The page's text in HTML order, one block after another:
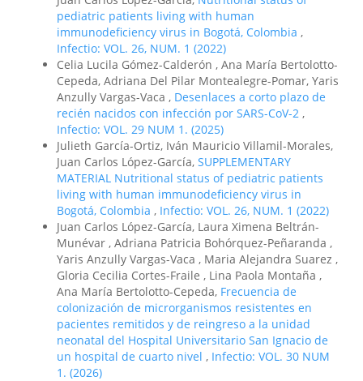
pediatric patients living with human
immunodeficiency virus in Bogotá, Colombia ,
Infectio: VOL. 26, NUM. 1 (2022)
Celia Lucila Gómez-Calderón , Ana María Bertolotto-
Cepeda, Adriana Del Pilar Montealegre-Pomar, Yaris
Anzully Vargas-Vaca , Desenlaces a corto plazo de
recién nacidos con infección por SARS-CoV-2 ,
Infectio: VOL. 29 NUM 1. (2025)
Julieth García-Ortiz, Iván Mauricio Villamil-Morales,
Juan Carlos López-García, SUPPLEMENTARY
MATERIAL Nutritional status of pediatric patients
living with human immunodeficiency virus in
Bogotá, Colombia , Infectio: VOL. 26, NUM. 1 (2022)
Juan Carlos López-García, Laura Ximena Beltrán-
Munévar , Adriana Patricia Bohórquez-Peñaranda ,
Yaris Anzully Vargas-Vaca , Maria Alejandra Suarez ,
Gloria Cecilia Cortes-Fraile , Lina Paola Montaña ,
Ana María Bertolotto-Cepeda, Frecuencia de
colonización de microrganismos resistentes en
pacientes remitidos y de reingreso a la unidad
neonatal del Hospital Universitario San Ignacio de
un hospital de cuarto nivel , Infectio: VOL. 30 NUM
1. (2026)